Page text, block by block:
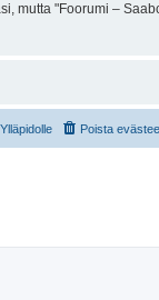
mutta "Foorumi –
Poista